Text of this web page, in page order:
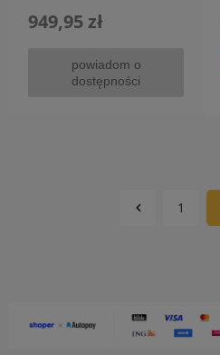
949,95 zł
powiadom o
dostępności
1